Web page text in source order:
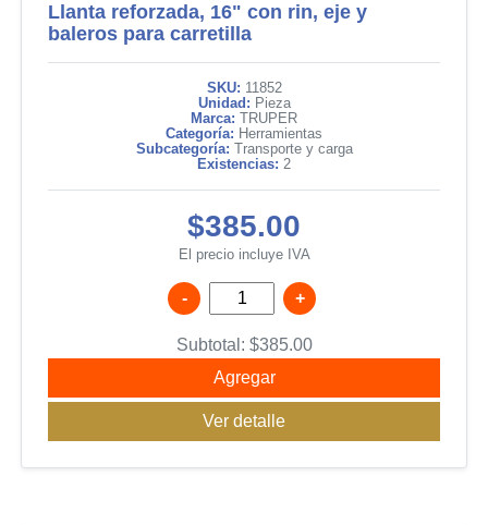
Llanta reforzada, 16" con rin, eje y
baleros para carretilla
SKU: 11852
Unidad: Pieza
Marca: TRUPER
Categoría: Herramientas
Subcategoría: Transporte y carga
Existencias: 2
$385.00
El precio incluye IVA
- +
Subtotal: $385.00
Agregar
Ver detalle